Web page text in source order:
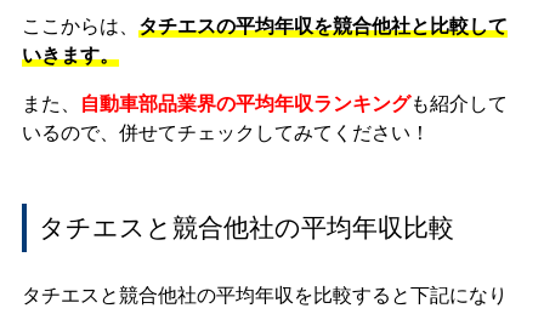
ここからは、 タチエスの平均年収を競合他社と比較して
いきます。
また、 自動車部品業界の平均年収ランキングも紹介して
いるので、併せてチェックしてみてください！
タチエスと競合他社の平均年収比較
タチエスと競合他社の平均年収を比較すると下記になり